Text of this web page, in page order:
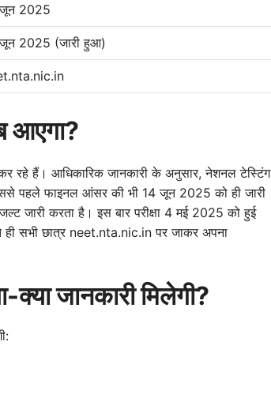
2025
2025 (जारी हुआ)
रहे हैं। आधिकारिक जानकारी के अनुसार, नेशनल टेस्टिंग
पहले फाइनल आंसर की भी 14 जून 2025 को ही जारी
जारी करता है। इस बार परीक्षा 4 मई 2025 को हुई
ही सभी छात्र neet.nta.nic.in पर जाकर अपना
जानकारी मिलेगी?